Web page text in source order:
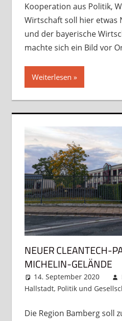
Kooperation aus Politik,
Wirtschaft soll hier etwas
und der bayerische
machte sich ein Bild vor
Weiterlesen
NEUER CLEANTECH-
MICHELIN-GELÄNDE
14. September 2020
Hallstadt, Politik und
Die Region Bamberg soll